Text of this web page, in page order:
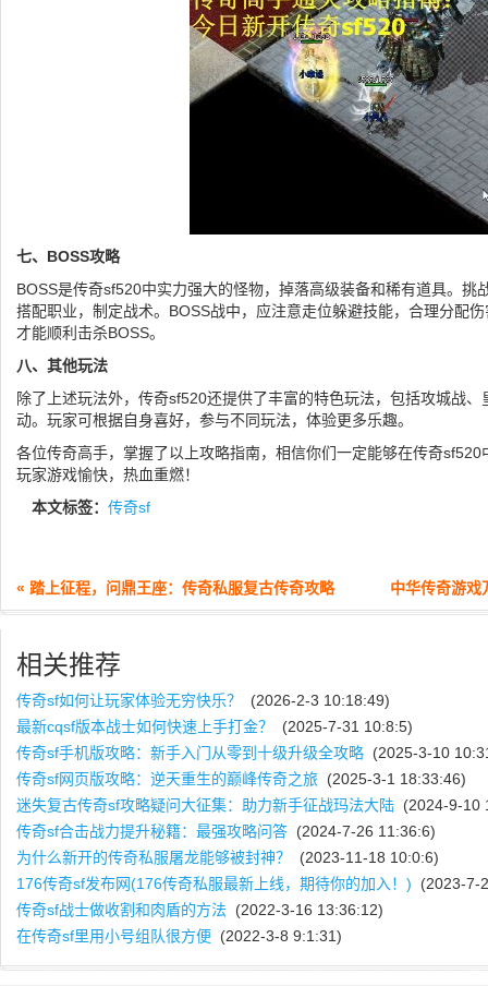
七、BOSS攻略
BOSS是传奇sf520中实力强大的怪物，掉落高级装备和稀有道具。挑
搭配职业，制定战术。BOSS战中，应注意走位躲避技能，合理分配
才能顺利击杀BOSS。
八、其他玩法
除了上述玩法外，传奇sf520还提供了丰富的特色玩法，包括攻城战
动。玩家可根据自身喜好，参与不同玩法，体验更多乐趣。
各位传奇高手，掌握了以上攻略指南，相信你们一定能够在传奇
玩家游戏愉快，热血重燃！
本文标签： 传奇sf
« 踏上征程，问鼎王座：传奇私服复古传奇攻略 中华传奇游戏
相关推荐
传奇sf如何让玩家体验无穷快乐？
(2026-2-3 10:18:49)
最新cqsf版本战士如何快速上手打金？
(2025-7-31 10:8:5)
传奇sf手机版攻略：新手入门从零到十级升级全攻略 (2025-3-10
传奇sf网页版攻略：逆天重生的巅峰传奇之旅 (2025-3-1 18:33:46)
迷失复古传奇sf攻略疑问大征集：助力新手征战玛法大陆 (2024-9-10
传奇sf合击战力提升秘籍：最强攻略问答 (2024-7-26 11:36:6)
为什么新开的传奇私服屠龙能够被封神？
(2023-11-18 10:0:6)
176传奇sf发布网(176传奇私服最新上线，期待你的加入！) (2023-7-
传奇sf战士做收割和肉盾的方法 (2022-3-16 13:36:12)
在传奇sf里用小号组队很方便 (2022-3-8 9:1:31)